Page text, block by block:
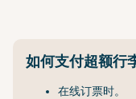
如何支付超额行
在线订票时。